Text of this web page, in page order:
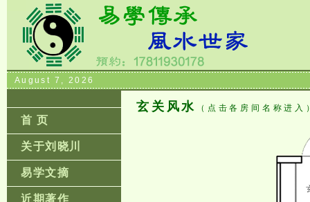
August 7, 2026
首 页
关于刘晓川
易学文摘
近期著作
玄关风水 （点击各房间名称进入